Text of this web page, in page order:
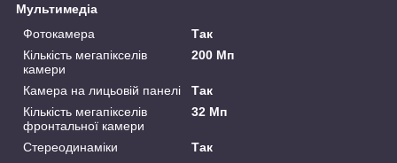
Мультимедіа
Фотокамера
Так
Кількість мегапікселів
камери
200 Мп
Камера на лицьовій панелі
Так
Кількість мегапікселів
фронтальної камери
32 Мп
Стереодинаміки
Так